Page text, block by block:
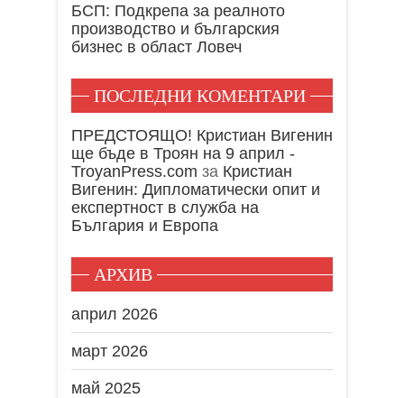
БСП: Подкрепа за реалното
производство и българския
бизнес в област Ловеч
ПОСЛЕДНИ КОМЕНТАРИ
ПРЕДСТОЯЩО! Кристиан Вигенин
ще бъде в Троян на 9 април -
TroyanPress.com за Кристиан
Вигенин: Дипломатически опит и
експертност в служба на
България и Европа
АРХИВ
април 2026
март 2026
май 2025